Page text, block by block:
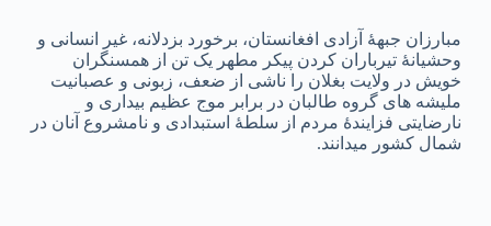
مبارزان جبهۀ آزادی افغانستان، برخورد بزدلانه، غیر انسانی و
وحشیانۀ تیرباران کردن پیکر مطهر یک تن از همسنگران
خویش در ولایت بغلان را ناشی از ضعف، زبونی و عصبانیت
ملیشه های گروه طالبان در برابر موج عظیم بیداری و
نارضایتی فزایندۀ مردم از سلطۀ استبدادی و نامشروع آنان در
شمال کشور میدانند.